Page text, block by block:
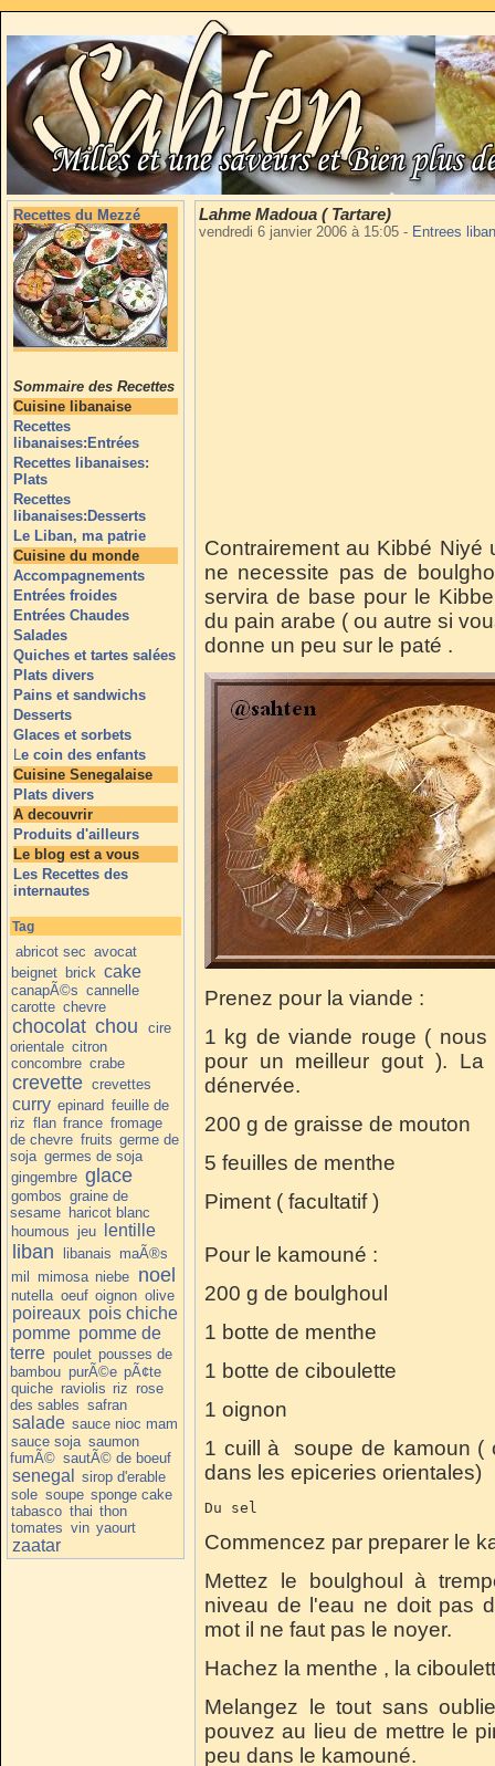
Recettes du Mezzé
Sommaire des Recettes
Cuisine libanaise
Recettes
libanaises:Entrées
Recettes libanaises:
Plats
Recettes
libanaises:Desserts
Le Liban, ma patrie
Cuisine du monde
Accompagnements
Entrées froides
Entrées Chaudes
Salades
Quiches et tartes salées
Plats divers
Pains et sandwichs
Desserts
Glaces et sorbets
Le coin des enfants
Cuisine Senegalaise
Plats divers
A decouvrir
Produits d'ailleurs
Le blog est a vous
Les Recettes des
internautes
Tag
abricot sec avocat
beignet brick cake
canapÃ©s cannelle
carotte chevre
chocolat chou
cire
orientale citron
concombre crabe
crevette crevettes
curry epinard feuille de
riz flan france fromage
de chevre fruits germe de
soja germes de soja
gingembre glace
gombos graine de
sesame haricot blanc
houmous jeu lentille
liban libanais maÃ®s
mil mimosa niebe noel
nutella oeuf oignon olive
poireaux pois chiche
pomme pomme de
terre poulet pousses de
bambou purÃ©e pÃ¢te
quiche raviolis riz rose
des sables safran
salade sauce nioc mam
sauce soja saumon
fumÃ© sautÃ© de boeuf
senegal
sirop d'erable
sole soupe sponge cake
tabasco thai thon
tomates vin yaourt
zaatar
Lahme Madoua ( Tartare)
vendredi 6 janvier 2006 à 15:05 - Entrees
Contrairement au Kibbé Niyé
ne necessite pas de
servira de base pour le
du pain arabe ( ou autre si
donne un peu sur le paté .
Prenez pour la viande :
1 kg de viande rouge (
pour un meilleur gout ). La
dénervée.
200 g de graisse de mouton
5 feuilles de menthe
Piment ( facultatif )
Pour le kamouné :
200 g de boulghoul
1 botte de menthe
1 botte de ciboulette
1 oignon
1 cuill à soupe de kamoun (
dans les epiceries orientales)
Du sel
Commencez par preparer le
Mettez le boulghoul à
niveau de l'eau ne doit pas
mot il ne faut pas le noyer.
Hachez la menthe , la
Melangez le tout sans
pouvez au lieu de mettre le
peu dans le kamouné.